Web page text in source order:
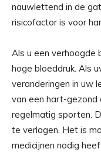
nauwlettend in de
risicofactor is voor
Als u een verhoogde
hoge bloeddruk. Als
veranderingen in uw
van een hart-gezond
regelmatig sporten.
te verlagen. Het is
medicijnen nodig